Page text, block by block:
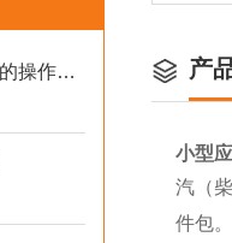
从启动到排空：柴油机离心泵的操作规范与技巧 产
小型
汽（
件包。